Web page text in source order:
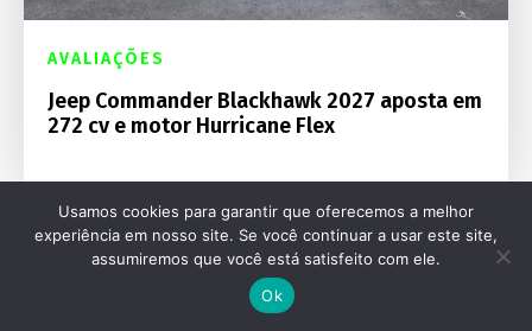
AVALIAÇÕES
Jeep Commander Blackhawk 2027 aposta em
272 cv e motor Hurricane Flex
Usamos cookies para garantir que oferecemos a melhor
experiência em nosso site. Se você continuar a usar este site,
assumiremos que você está satisfeito com ele.
Ok